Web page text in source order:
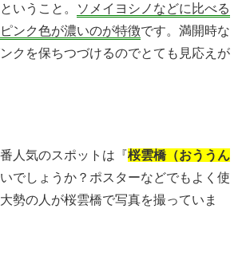
ということ。
ソメイヨシノなどに比べる
ンク色が濃いのが特徴です。満開時な
クを保ちつづけるのでとても見応えが
人気のスポットは『桜雲橋（おううん
でしょうか？ポスターなどでもよく使
勢の人が桜雲橋で写真を撮っていま